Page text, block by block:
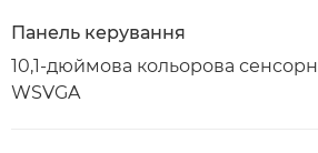
Панель керування
10,1-дюймова кольорова
WSVGA